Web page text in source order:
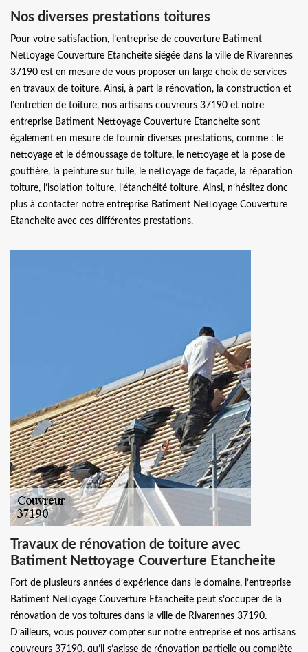
Nos diverses prestations toitures
Pour votre satisfaction, l’entreprise de couverture Batiment
Nettoyage Couverture Etancheite siégée dans la ville de Rivarennes
37190 est en mesure de vous proposer un large choix de services
en travaux de toiture. Ainsi, à part la rénovation, la construction et
l’entretien de toiture, nos artisans couvreurs 37190 et notre
entreprise Batiment Nettoyage Couverture Etancheite sont
également en mesure de fournir diverses prestations, comme : le
nettoyage et le démoussage de toiture, le nettoyage et la pose de
gouttière, la peinture sur tuile, le nettoyage de façade, la réparation
toiture, l’isolation toiture, l’étanchéité toiture. Ainsi, n’hésitez donc
plus à contacter notre entreprise Batiment Nettoyage Couverture
Etancheite avec ces différentes prestations.
Travaux de rénovation de toiture avec
Batiment Nettoyage Couverture Etancheite
Fort de plusieurs années d’expérience dans le domaine, l’entreprise
Batiment Nettoyage Couverture Etancheite peut s’occuper de la
rénovation de vos toitures dans la ville de Rivarennes 37190.
D’ailleurs, vous pouvez compter sur notre entreprise et nos artisans
couvreurs 37190, qu’il s’agisse de rénovation partielle ou complète